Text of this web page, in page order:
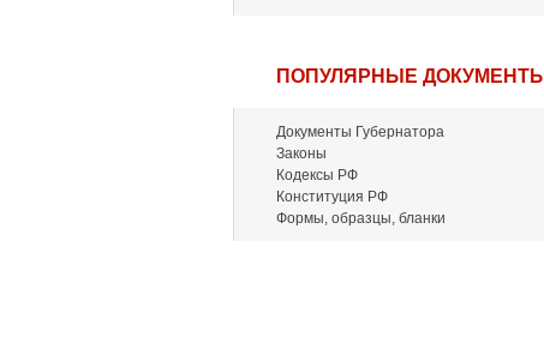
ПОПУЛЯРНЫЕ ДОКУМЕНТЫ
Документы Губернатора
Законы
Кодексы РФ
Конституция РФ
Формы, образцы, бланки